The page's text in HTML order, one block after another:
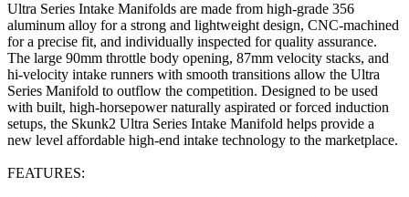
Ultra Series Intake Manifolds are made from high-grade 356
aluminum alloy for a strong and lightweight design, CNC-machined
for a precise fit, and individually inspected for quality assurance.
The large 90mm throttle body opening, 87mm velocity stacks, and
hi-velocity intake runners with smooth transitions allow the Ultra
Series Manifold to outflow the competition. Designed to be used
with built, high-horsepower naturally aspirated or forced induction
setups, the Skunk2 Ultra Series Intake Manifold helps provide a
new level affordable high-end intake technology to the marketplace.
FEATURES: